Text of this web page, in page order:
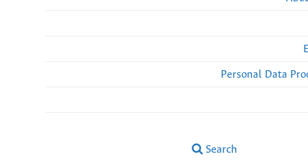
Personal Data
Search